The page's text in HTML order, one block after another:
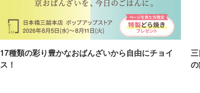
17種類の彩り豊かなおばんざいから自由にチョイ
ス！